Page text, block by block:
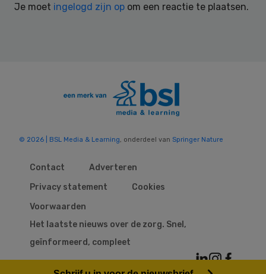
Je moet ingelogd zijn op om een reactie te plaatsen.
© 2026 | BSL Media & Learning, onderdeel van Springer Nature
Contact
Adverteren
Privacy statement
Cookies
Voorwaarden
Het laatste nieuws over de zorg. Snel,
geïnformeerd, compleet